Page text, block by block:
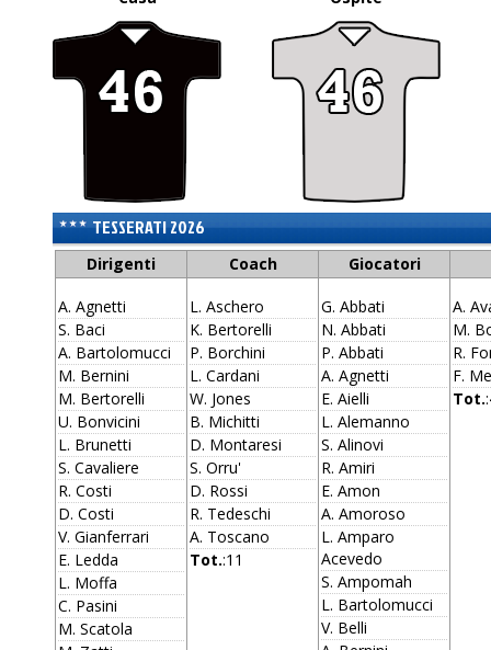
TESSERATI 2026
Dirigenti Coach Giocatori
A. Agnetti
S. Baci
A. Bartolomucci
M. Bernini
M. Bertorelli
U. Bonvicini
L. Brunetti
S. Cavaliere
R. Costi
D. Costi
V. Gianferrari
E. Ledda
L. Moffa
C. Pasini
M. Scatola
L. Aschero
K. Bertorelli
P. Borchini
L. Cardani
W. Jones
B. Michitti
D. Montaresi
S. Orru'
D. Rossi
R. Tedeschi
A. Toscano
Tot.:11
G. Abbati
N. Abbati
P. Abbati
A. Agnetti
E. Aielli
L. Alemanno
S. Alinovi
R. Amiri
E. Amon
A. Amoroso
L. Amparo
Acevedo
S. Ampomah
L. Bartolomucci
V. Belli
A.
M.
R.
F.
Tot.